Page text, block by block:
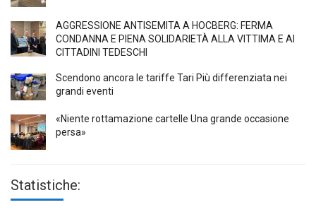
AGGRESSIONE ANTISEMITA A HÖCBERG: FERMA
CONDANNA E PIENA SOLIDARIETÀ ALLA VITTIMA E AI
CITTADINI TEDESCHI
Scendono ancora le tariffe Tari Più differenziata nei
grandi eventi
«Niente rottamazione cartelle Una grande occasione
persa»
Statistiche: